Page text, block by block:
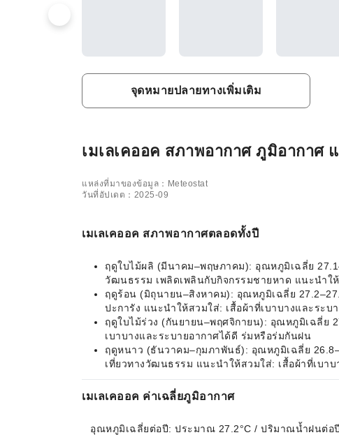
จุดหมายปลายทางเพิ่มเติม
เมเลเคออค สภาพอากาศ ภูมิอากาศ
แหล่งที่มาของข้อมูล：Meteostat
วันที่อัปเดต：2025-09
เมเลเคออค สภาพอากาศตลอดทั้งปี
ฤดูใบไม้ผลิ (มีนาคม–พฤษภาคม): อุณหภูมิเฉลี่ย
วัฒนธรรม เพลิดเพลินกับกิจกรรมชายหาด แนะนำใ
ฤดูร้อน (มิถุนายน–สิงหาคม): อุณหภูมิเฉลี่ย
ปะการัง แนะนำให้สวมใส่: เสื้อผ้าที่เบาบางและระ
ฤดูใบไม้ร่วง (กันยายน–พฤศจิกายน): อุณหภูมิเฉลี่ย
เบาบางและระบายอากาศได้ดี ร่มหรือร่มกันฝน
ฤดูหนาว (ธันวาคม–กุมภาพันธ์): อุณหภูมิเฉลี่ย
เที่ยวทางวัฒนธรรม แนะนำให้สวมใส่: เสื้อผ้าที่เบา
เมเลเคออค ค่าเฉลี่ยภูมิอากาศ
อุณหภูมิเฉลี่ยต่อปี: ประมาณ 27.2°C / ปริมาณน้ำฝนต่อ